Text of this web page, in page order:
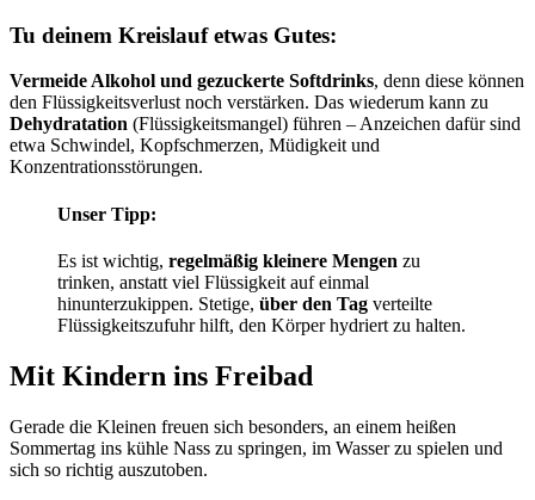
Tu deinem Kreislauf etwas Gutes:
Vermeide Alkohol und gezuckerte Softdrinks, denn diese können
den Flüssigkeitsverlust noch verstärken. Das wiederum kann zu
Dehydratation (Flüssigkeitsmangel) führen – Anzeichen dafür sind
etwa Schwindel, Kopfschmerzen, Müdigkeit und
Konzentrationsstörungen.
Unser Tipp:
Es ist wichtig, regelmäßig kleinere Mengen zu
trinken, anstatt viel Flüssigkeit auf einmal
hinunterzukippen. Stetige, über den Tag verteilte
Flüssigkeitszufuhr hilft, den Körper hydriert zu halten.
Mit Kindern ins Freibad
Gerade die Kleinen freuen sich besonders, an einem heißen
Sommertag ins kühle Nass zu springen, im Wasser zu spielen und
sich so richtig auszutoben.